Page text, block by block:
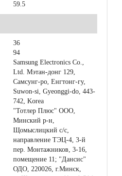
59.5
36
94
Samsung Electronics Co.,
Ltd. Мэтан-донг 129,
Самсунг-ро, Енгтонг-гу,
Suwon-si, Gyeonggi-do, 443-
742, Korea
"Тотлер Плюс" ООО,
Минский р-н,
Щомыслицкий с/с,
направление ТЭЦ-4, 3-й
пер. Монтажников, 3-16,
помещение 11; "Дансис"
ОДО, 220026, г.Минск,